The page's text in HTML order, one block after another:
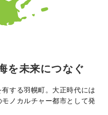
を未来につなぐ
する羽幌町。大正時代には
ノカルチャー都市として発